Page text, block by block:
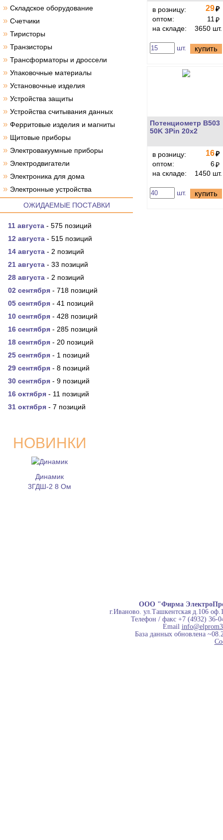
» Складское оборудование
» Счетчики
» Тиристоры
» Транзисторы
» Трансформаторы и дроссели
» Упаковочные материалы
» Установочные изделия
» Устройства защиты
» Устройства считывания данных
» Ферритовые изделия и магниты
» Щитовые приборы
» Электровакуумные приборы
» Электродвигатели
» Электроника для дома
» Электронные устройства
ОЖИДАЕМЫЕ ПОСТАВКИ
11 августа - 575 позиций
12 августа - 515 позиций
14 августа - 2 позиций
21 августа - 33 позиций
28 августа - 2 позиций
02 сентября - 718 позиций
05 сентября - 41 позиций
10 сентября - 428 позиций
16 сентября - 285 позиций
18 сентября - 20 позиций
25 сентября - 1 позиций
29 сентября - 8 позиций
30 сентября - 9 позиций
16 октября - 11 позиций
31 октября - 7 позиций
НОВИНКИ
Динамик
3ГДШ-2 8 Ом
в розницу: 29₽
оптом:
11 ₽
на складе:
3650 шт.
шт. купить
Потенциометр B503
50K 3Pin 20x2
в розницу: 16₽
оптом:
6₽
на складе:
1450 шт.
шт. купить
ООО "Фирма
г.Иваново. ул.Ташкентская д.106
Телефон / факс +7 (4932) 36-
Email
База данных обновлена